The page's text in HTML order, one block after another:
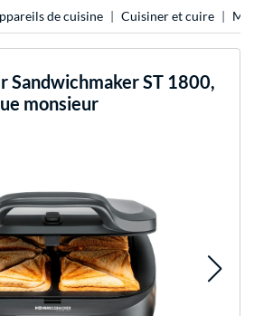
de cuisine Cuisiner et cuire
Sandwichmaker ST 1800,
monsieur